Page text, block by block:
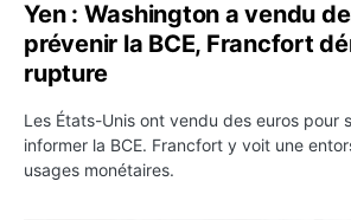
Yen : Washington a vendu
prévenir la BCE, Francfort
rupture
Les États-Unis ont vendu des euros pour
informer la BCE. Francfort y voit une
usages monétaires.